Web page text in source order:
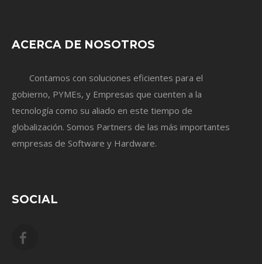
ACERCA DE NOSOTROS
Contamos con soluciones eficientes para el
gobierno, PYMEs, y Empresas que cuenten a la
tecnología como su aliado en este tiempo de
globalización. Somos Partners de las más importantes
empresas de Software y Hardware.
SOCIAL